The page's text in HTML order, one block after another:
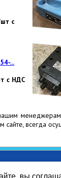
с
...
с НДС
менеджерам
всегда
вы